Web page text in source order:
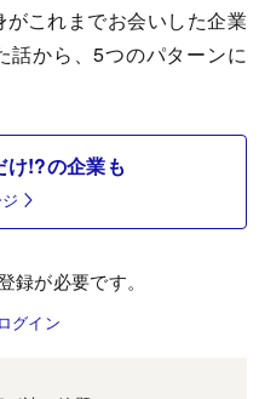
がこれまでお会いした企業
話から、5つのパターンに
け!?の企業も
録が必要です。
ログイン